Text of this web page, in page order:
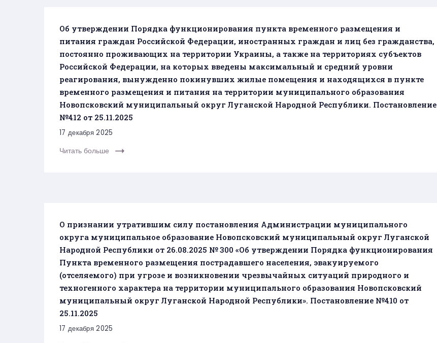
Об утверждении Порядка функционирования пункта временного размещения и
питания граждан Российской Федерации, иностранных граждан и лиц без гражданства,
постоянно проживающих на территории Украины, а также на территориях субъектов
Российской Федерации, на которых введены максимальный и средний уровни
реагирования, вынужденно покинувших жилые помещения и находящихся в пункте
временного размещения и питания на территории муниципального образования
Новопсковский муниципальный округ Луганской Народной Республики. Постановление
№412 от 25.11.2025
17 декабря 2025
Читать больше
О признании утратившим силу постановления Администрации муниципального
округа муниципальное образование Новопсковский муниципальный округ Луганской
Народной Республики от 26.08.2025 № 300 «Об утверждении Порядка функционирования
Пункта временного размещения пострадавшего населения, эвакуируемого
(отселяемого) при угрозе и возникновении чрезвычайных ситуаций природного и
техногенного характера на территории муниципального образования Новопсковский
муниципальный округ Луганской Народной Республики». Постановление №410 от
25.11.2025
17 декабря 2025